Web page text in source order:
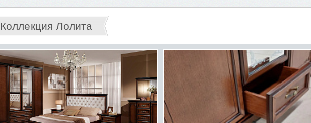
Коллекция Лолита